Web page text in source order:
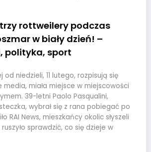
rottweilery podczas
w biały dzień! –
polityka, sport
niedzieli, 11 lutego, rozpisują się
media, miała miejsce w miejscowości
39-letni Paolo Pasqualini,
wybrał się z rana pobiegać po
RAI News, mieszkańcy okolic słyszeli
ruszyło sprawdzić, co się dzieje w